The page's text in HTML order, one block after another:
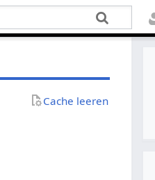
Cache leeren